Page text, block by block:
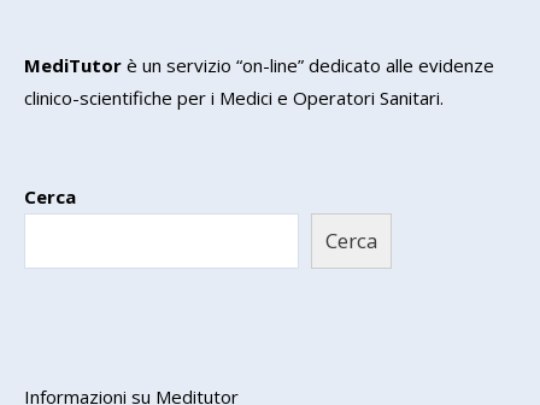
MediTutor è un servizio “on-line” dedicato alle evidenze
clinico-scientifiche per i Medici e Operatori Sanitari.
Cerca
Cerca
Informazioni su Meditutor